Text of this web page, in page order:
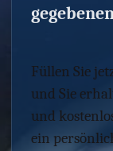
Füllen Sie
und Sie
und
ein